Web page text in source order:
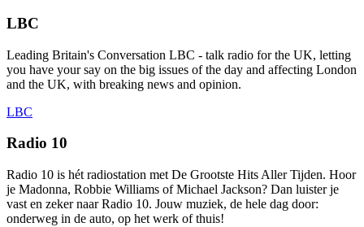
LBC
Leading Britain's Conversation LBC - talk radio for the UK, letting
you have your say on the big issues of the day and affecting London
and the UK, with breaking news and opinion.
LBC
Radio 10
Radio 10 is hét radiostation met De Grootste Hits Aller Tijden. Hoor
je Madonna, Robbie Williams of Michael Jackson? Dan luister je
vast en zeker naar Radio 10. Jouw muziek, de hele dag door:
onderweg in de auto, op het werk of thuis!